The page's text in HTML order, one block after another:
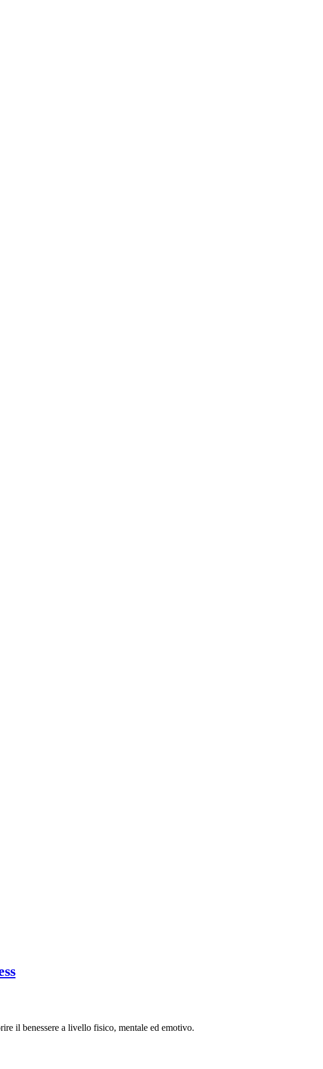
il benessere a livello fisico, mentale ed emotivo.